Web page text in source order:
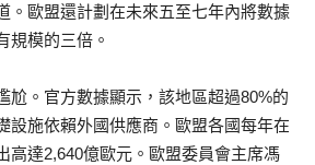
。歐盟還計劃在未來五至七年內將數據
規模的三倍。
尬。官方數據顯示，該地區超過80%的
設施依賴外國供應商。歐盟各國每年在
高達2,640億歐元。歐盟委員會主席馮